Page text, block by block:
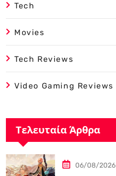
Tech
Movies
Tech Reviews
Video Gaming Reviews
Τελευταία Άρθρα
06/08/2026